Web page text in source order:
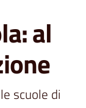
al
scuole di